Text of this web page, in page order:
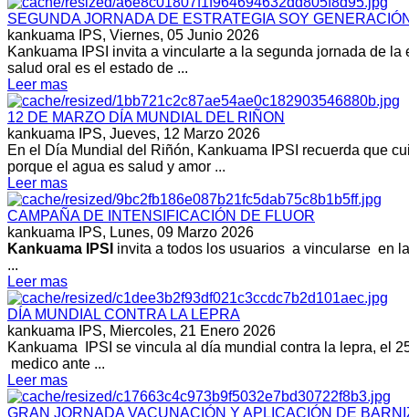
SEGUNDA JORNADA DE ESTRATEGIA SOY
kankuama IPS, Viernes, 05 Junio 2026
Kankuama IPSI invita a vincularte a la segunda jornada de
salud oral es el estado de ...
Leer mas
12 DE MARZO DÍA MUNDIAL DEL RIÑON
kankuama IPS, Jueves, 12 Marzo 2026
En el Día Mundial del Riñón, Kankuama IPSI recuerda que
porque el agua es salud y amor ...
Leer mas
CAMPAÑA DE INTENSIFICACIÓN DE FLUOR
kankuama IPS, Lunes, 09 Marzo 2026
Kankuama IPSI invita a todos los usuarios a vincularse en
...
Leer mas
DÍA MUNDIAL CONTRA LA LEPRA
kankuama IPS, Miercoles, 21 Enero 2026
Kankuama IPSI se vincula al día mundial contra la lepra, el
medico ante ...
Leer mas
GRAN JORNADA VACUNACIÓN Y APLICACIÓN DE